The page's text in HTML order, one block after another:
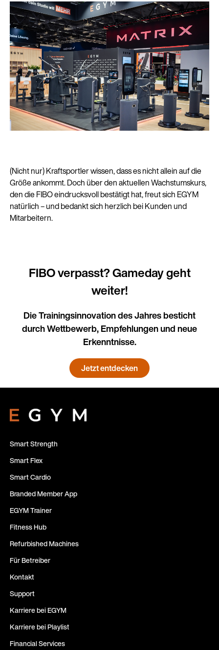
(Nicht nur) Kraftsportler wissen, dass es nicht allein auf die
Größe ankommt. Doch über den aktuellen Wachstumskurs,
den die FIBO eindrucksvoll bestätigt hat, freut sich EGYM
natürlich – und bedankt sich herzlich bei Kunden und
Mitarbeitern.
FIBO verpasst? Gameday geht
weiter!
Die Trainingsinnovation des Jahres besticht
durch Wettbewerb, Empfehlungen und neue
Erkenntnisse.
Jetzt entdecken
Smart Strength
Smart Flex
Smart Cardio
Branded Member App
EGYM Trainer
Fitness Hub
Refurbished Machines
Für Betreiber
Kontakt
Support
Karriere bei EGYM
Karriere bei Playlist
Financial Services